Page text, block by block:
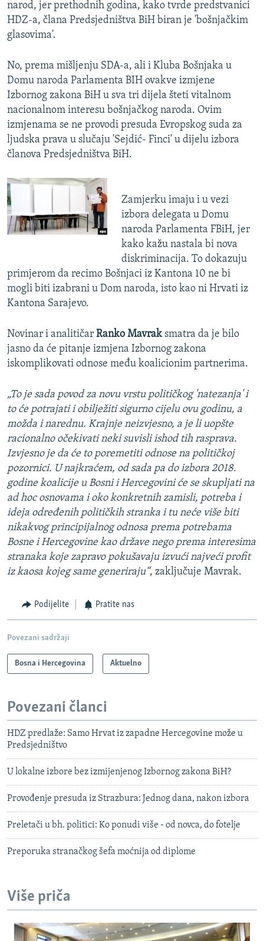
narod, jer prethodnih godina, kako tvrde predstvanici
HDZ-a, člana Predsjedništva BiH biran je 'bošnjačkim
glasovima'.
No, prema mišljenju SDA-a, ali i Kluba Bošnjaka u
Domu naroda Parlamenta BIH ovakve izmjene
Izbornog zakona BiH u sva tri dijela šteti vitalnom
nacionalnom interesu bošnjačkog naroda. Ovim
izmjenama se ne provodi presuda Evropskog suda za
ljudska prava u slučaju 'Sejdić- Finci' u dijelu izbora
članova Predsjedništva BiH.
Zamjerku imaju i u vezi
izbora delegata u Domu
naroda Parlamenta FBiH, jer
kako kažu nastala bi nova
diskriminacija. To dokazuju
primjerom da recimo Bošnjaci iz Kantona 10 ne bi
mogli biti izabrani u Dom naroda, isto kao ni Hrvati iz
Kantona Sarajevo.
Novinar i analitičar Ranko Mavraksmatra da je bilo
jasno da će pitanje izmjena Izbornog zakona
iskomplikovati odnose među koalicionim partnerima.
„To je sada povod za novu vrstu političkog 'natezanja' i
to će potrajati i obilježiti sigurno cijelu ovu godinu, a
možda i narednu. Krajnje neizvjesno, a je li uopšte
racionalno očekivati neki suvisli ishod tih rasprava.
Izvjesno je da će to poremetiti odnose na političkoj
pozornici. U najkraćem, od sada pa do izbora 2018.
godine koalicije u Bosni i Hercegovini će se skupljati na
ad hoc osnovama i oko konkretnih zamisli, potreba i
ideja određenih političkih stranka i tu neće više biti
nikakvog principijalnog odnosa prema potrebama
Bosne i Hercegovine kao države nego prema interesima
stranaka koje zapravo pokušavaju izvući najveći profit
iz kaosa kojeg same generiraju“, zaključuje Mavrak.
Podijelite Pratite nas
Povezani sadržaji
Bosna i Hercegovina Aktuelno
Povezani članci
HDZ predlaže: Samo Hrvat iz zapadne Hercegovine može u
Predsjedništvo
U lokalne izbore bez izmijenjenog Izbornog zakona BiH?
Provođenje presuda iz Strazbura: Jednog dana, nakon izbora
Preletači u bh. politici: Ko ponudi više - od novca, do fotelje
Preporuka stranačkog šefa moćnija od diplome
Više priča